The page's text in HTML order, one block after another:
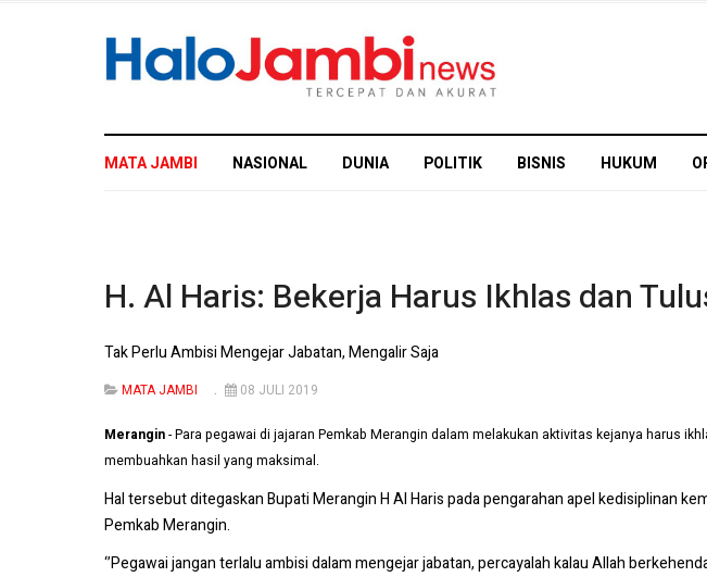
MATA JAMBI NASIONAL DUNIA POLITIK BISNIS HUKUM
H. Al Haris: Bekerja Harus Ikhlas dan
Tak Perlu Ambisi Mengejar Jabatan, Mengalir Saja
MATA JAMBI 08 JULI 2019
Merangin- Para pegawai di jajaran Pemkab Merangin dalam melakukan aktivitas kejanya harus
membuahkan hasil yang maksimal.
Hal tersebut ditegaskan Bupati Merangin H Al Haris pada pengarahan apel kedisiplinan
Pemkab Merangin.
‘’Pegawai jangan terlalu ambisi dalam mengejar jabatan, percayalah kalau Allah